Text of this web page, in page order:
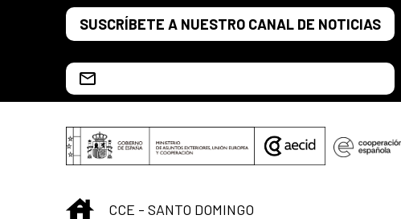
Saltar al contenido principal
SUSCRÍBETE A NUESTRO CANAL DE NOTICIAS
INICIO
CCE - SANTO DOMINGO